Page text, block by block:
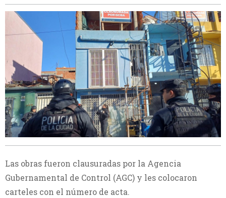
Las obras fueron clausuradas por la Agencia
Gubernamental de Control (AGC) y les colocaron
carteles con el número de acta.